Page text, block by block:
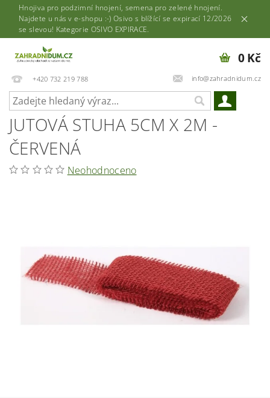
Hnojiva pro podzimní hnojení, semena pro zelené hnojení.
Najdete u nás v e-shopu :-) Osivo s blížící se expirací 12/2026
se slevou! Kategorie OSIVO EXPIRACE.
+420 732 219 788 info@zahradnidum.cz
0 Kč
JUTOVÁ STUHA 5CM X 2M -
ČERVENÁ
Neohodnoceno